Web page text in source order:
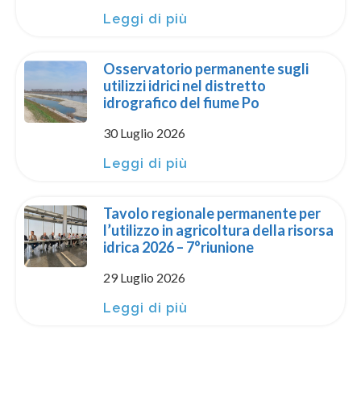
Leggi di più
Osservatorio permanente sugli
utilizzi idrici nel distretto
idrografico del fiume Po
30 Luglio 2026
Leggi di più
Tavolo regionale permanente per
l’utilizzo in agricoltura della risorsa
idrica 2026 – 7°riunione
29 Luglio 2026
Leggi di più